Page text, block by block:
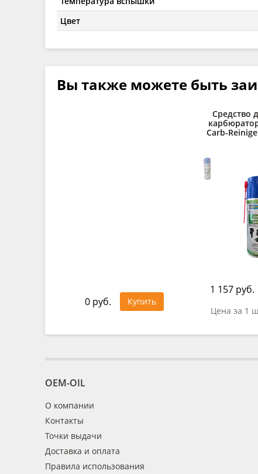
Цвет
Вы также можете быть
0 руб. Купить
Средство
Carb-
1 157 руб.
Цена за 1
OEM-OIL
О компании
Контакты
Точки выдачи
Доставка и оплата
Правила использования